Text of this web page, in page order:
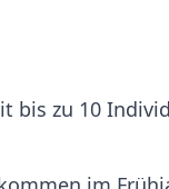
bis zu 10